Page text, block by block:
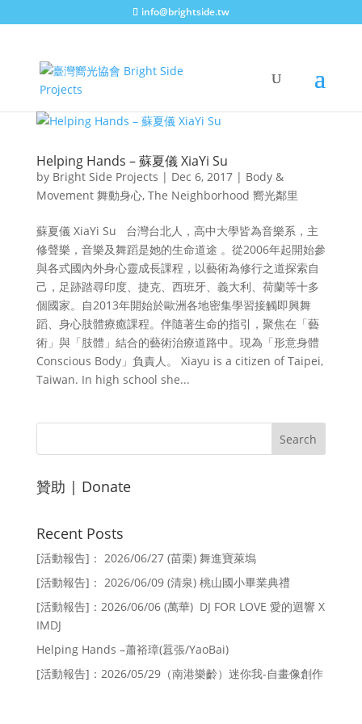
info@brightside.tw
Helping Hands – 蘇夏儀 XiaYi Su
by Bright Side Projects | Dec 6, 2017| Body &
Movement 舞動身心, The Neighborhood 嚮光鄰里
蘇夏儀 XiaYi Su 台灣台北人，高中大學皆為音樂系，主
修聲樂，音樂及舞蹈是她的生命道途 。從2006年起開始參
與各式國內外身心靈成長課程，以藝術為修行之道探索自
己，足跡踏尋印度、捷克、西班牙、義大利、荷蘭等十多
個國家。自2013年開始於歐洲各地密集學習接觸即興舞
蹈、身心肢體療癒課程。伴隨著生命的指引，聚焦在「藝
術」與「肢體」結合的藝術治療道路中。現為「形意身體
Conscious Body」負責人。 Xiayu is a citizen of Taipei,
Taiwan. In high school she...
贊助 | Donate
Recent Posts
[活動報告]： 2026/06/27 (苗栗) 舞進寶萊塢
[活動報告]： 2026/06/09 (清泉) 桃山國小畢業典禮
[活動報告]：2026/06/06 (萬華) DJ FOR LOVE 愛的迴響 X
IMDJ
Helping Hands –蕭裕璋(囂張/YaoBai)
[活動報告]：2026/05/29（南港樂齡）迷你我-自畫像創作